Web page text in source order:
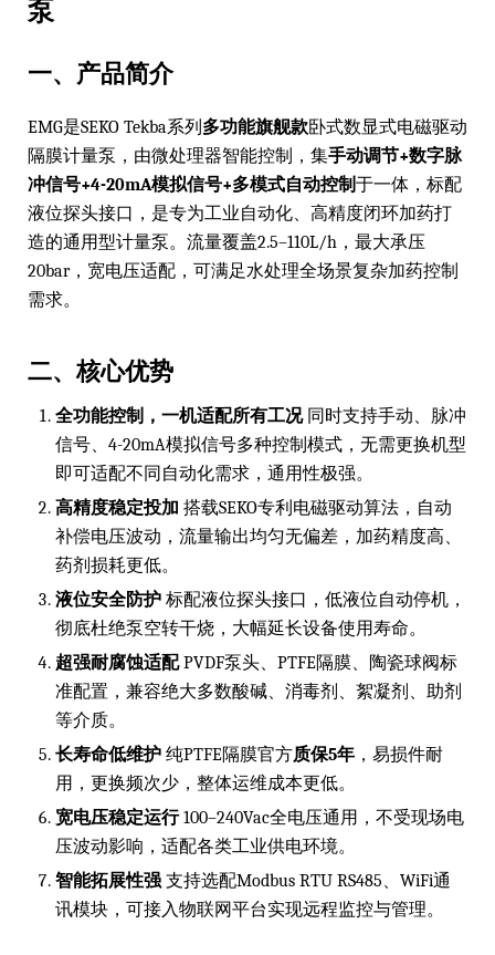
泵
一、产品简介
EMG是SEKO Tekba系列 多功能旗舰款卧式数显式电磁驱动
隔膜计量泵，由微处理器智能控制，集手动调节+数字脉
冲信号+4-20mA模拟信号+多模式自动控制于一体，标配
液位探头接口，是专为工业自动化、高精度闭环加药打
造的通用型计量泵。流量覆盖2.5–110L/h，最大承压
20bar，宽电压适配，可满足水处理全场景复杂加药控制
需求。
二、核心优势
全功能控制，一机适配所有工况同时支持手动、脉冲
信号、4-20mA模拟信号多种控制模式，无需更换机型
即可适配不同自动化需求，通用性极强。
高精度稳定投加 搭载SEKO专利电磁驱动算法，自动
补偿电压波动，流量输出均匀无偏差，加药精度高、
药剂损耗更低。
液位安全防护 标配液位探头接口，低液位自动停机，
彻底杜绝泵空转干烧，大幅延长设备使用寿命。
超强耐腐蚀适配PVDF泵头、PTFE隔膜、陶瓷球阀标
准配置，兼容绝大多数酸碱、消毒剂、絮凝剂、助剂
等介质。
长寿命低维护 纯PTFE隔膜官方质保5年 ，易损件耐
用，更换频次少，整体运维成本更低。
宽电压稳定运行100–240Vac全电压通用，不受现场电
压波动影响，适配各类工业供电环境。
智能拓展性强 支持选配Modbus RTU RS485、WiFi通
讯模块，可接入物联网平台实现远程监控与管理。